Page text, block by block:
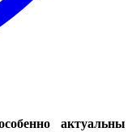
актуальны